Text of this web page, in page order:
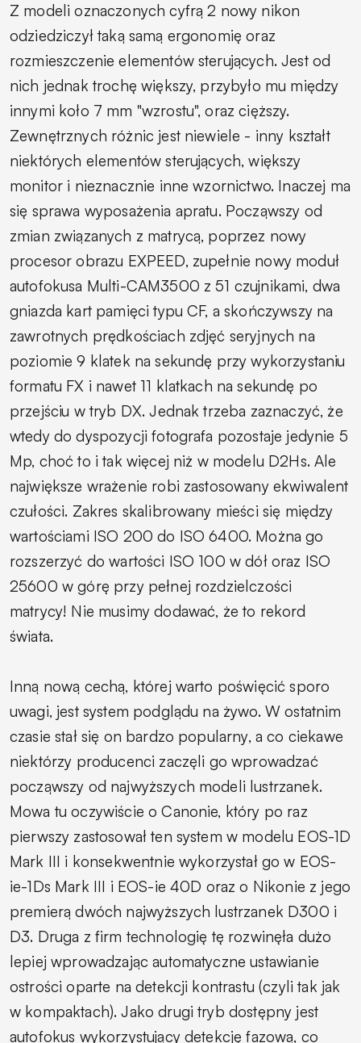
Z modeli oznaczonych cyfrą 2 nowy nikon
odziedziczył taką samą ergonomię oraz
rozmieszczenie elementów sterujących. Jest od
nich jednak trochę większy, przybyło mu między
innymi koło 7 mm "wzrostu", oraz cięższy.
Zewnętrznych różnic jest niewiele - inny kształt
niektórych elementów sterujących, większy
monitor i nieznacznie inne wzornictwo. Inaczej ma
się sprawa wyposażenia apratu. Począwszy od
zmian związanych z matrycą, poprzez nowy
procesor obrazu EXPEED, zupełnie nowy moduł
autofokusa Multi-CAM3500 z 51 czujnikami, dwa
gniazda kart pamięci typu CF, a skończywszy na
zawrotnych prędkościach zdjęć seryjnych na
poziomie 9 klatek na sekundę przy wykorzystaniu
formatu FX i nawet 11 klatkach na sekundę po
przejściu w tryb DX. Jednak trzeba zaznaczyć, że
wtedy do dyspozycji fotografa pozostaje jedynie 5
Mp, choć to i tak więcej niż w modelu D2Hs. Ale
największe wrażenie robi zastosowany ekwiwalent
czułości. Zakres skalibrowany mieści się między
wartościami ISO 200 do ISO 6400. Można go
rozszerzyć do wartości ISO 100 w dół oraz ISO
25600 w górę przy pełnej rozdzielczości
matrycy! Nie musimy dodawać, że to rekord
świata.
Inną nową cechą, której warto poświęcić sporo
uwagi, jest system podglądu na żywo. W ostatnim
czasie stał się on bardzo popularny, a co ciekawe
niektórzy producenci zaczęli go wprowadzać
począwszy od najwyższych modeli lustrzanek.
Mowa tu oczywiście o Canonie, który po raz
pierwszy zastosował ten system w modelu EOS-1D
Mark III i konsekwentnie wykorzystał go w EOS-
ie-1Ds Mark III i EOS-ie 40D oraz o Nikonie z jego
premierą dwóch najwyższych lustrzanek D300 i
D3. Druga z firm technologię tę rozwinęła dużo
lepiej wprowadzając automatyczne ustawianie
ostrości oparte na detekcji kontrastu (czyli tak jak
w kompaktach). Jako drugi tryb dostępny jest
autofokus wykorzystujący detekcję fazową, co